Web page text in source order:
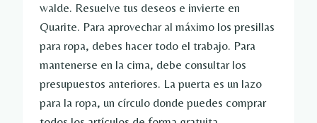
walde. Resuelve tus deseos e invierte en
Quarite. Para aprovechar al máximo los presillas
para ropa, debes hacer todo el trabajo. Para
mantenerse en la cima, debe consultar los
presupuestos anteriores. La puerta es un lazo
para la ropa, un círculo donde puedes comprar